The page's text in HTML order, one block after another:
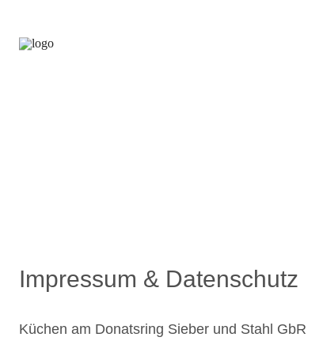
Impressum & Datenschutz
Küchen am Donatsring Sieber und Stahl GbR